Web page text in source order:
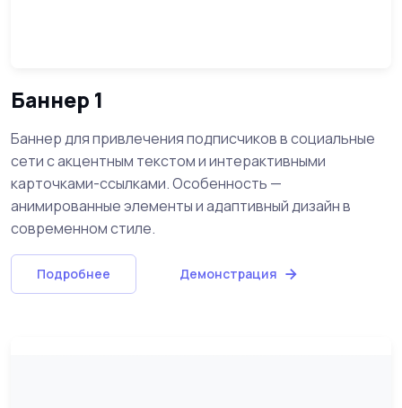
Баннер 1
Баннер для привлечения подписчиков в социальные
сети с акцентным текстом и интерактивными
карточками-ссылками. Особенность —
анимированные элементы и адаптивный дизайн в
современном стиле.
Подробнее Демонстрация